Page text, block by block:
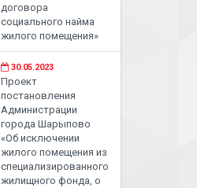
договора
социального найма
жилого помещения»
30.05.2023
Проект
постановления
Администрации
города Шарыпово
«Об исключении
жилого помещения из
специализированного
жилищного фонда, о